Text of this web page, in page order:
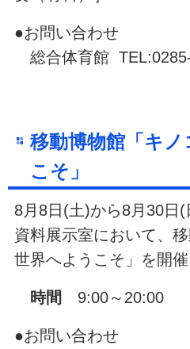
●お問い合わせ
総合体育館
移動博物館「キノ
こそ」
8月8日(土)から8月30日
資料展示室において、
世界へようこそ」を開催
時間 9:00～20:00
●お問い合わせ